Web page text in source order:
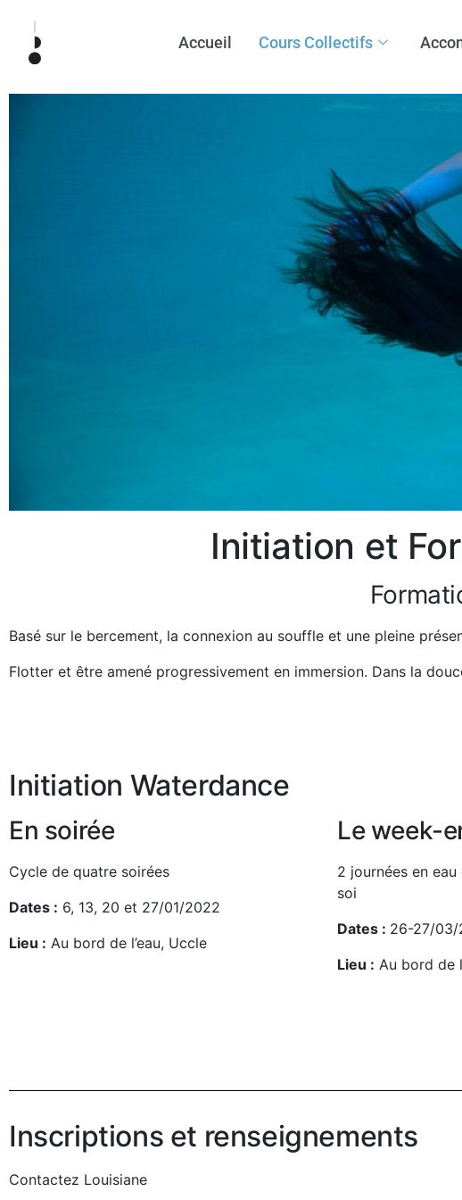
Accueil Cours Collectifs
Initiation et
Basé sur le bercement, la connexion au souffle et une pleine
Flotter et être amené progressivement en immersion. Dans la
Initiation Waterdance
En soirée
Cycle de quatre soirées
Dates : 6, 13, 20 et 27/01/2022
Lieu : Au bord de l’eau, Uccle
Le week-
2 journées en
soi
Dates : 26-27/03/
Lieu : Au bord de
Inscriptions et renseignements
Contactez Louisiane